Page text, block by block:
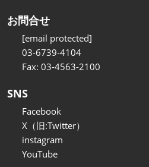
お問合せ
[email protected]
03-6739-4104
Fax: 03-4563-2100
SNS
Facebook
X（旧:Twitter）
instagram
YouTube